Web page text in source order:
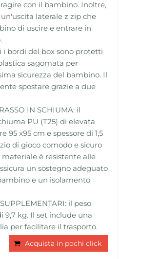
con il bambino. Inoltre,
laterale z zip che
di uscire e entrare in
i bordi del box sono protetti
sagomata per
sicurezza del bambino. Il
spostare grazie a due
IN SCHIUMA: il
PU (T25) di elevata
95 x95 cm e spessore di 1,5
di gioco comodo e sicuro
è resistente alle
un sostegno adeguato
e un isolamento
il peso
9,7 kg. Il set include una
per facilitare il trasporto.
Acquista in pochi click